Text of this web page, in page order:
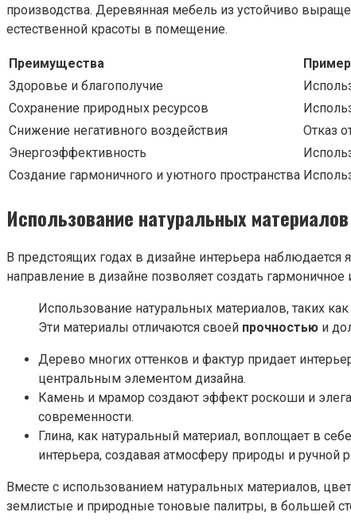
производства. Деревянная мебель из устойчиво
естественной красоты в помещение.
Преимущества
Здоровье и благополучие
Сохранение природных ресурсов
Снижение негативного воздействия
Отказ
Энергоэффективность
Создание гармоничного и уютного пространства
Использование натуральных
В предстоящих годах в дизайне интерьера
направление в дизайне позволяет создать
Использование натуральных материалов, таких
Эти материалы отличаются своей прочностью и
Дерево многих оттенков и фактур придает
центральным элементом дизайна.
Камень и мрамор создают эффект роскоши и
современности.
Глина, как натуральный материал, воплощает в
интерьера, создавая атмосферу природы и ручной
Вместе с использованием натуральных материалов,
землистые и природные тоновые палитры, в большей